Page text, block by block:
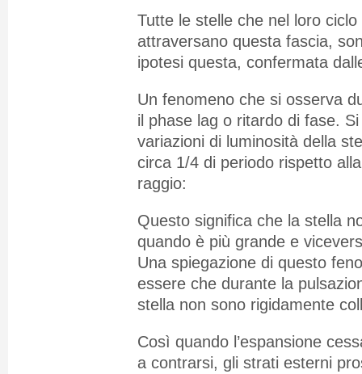
Tutte le stelle che nel loro ciclo
attraversano questa fascia,
ipotesi questa, confermata
Un fenomeno che si osserva
il phase lag o ritardo di fase.
variazioni di luminosità della
circa 1/4 di periodo rispetto
raggio:
Questo significa che la stella
quando è più grande e
Una spiegazione di questo
essere che durante la
stella non sono rigidamente
Così quando l’espansione
a contrarsi, gli strati esterni